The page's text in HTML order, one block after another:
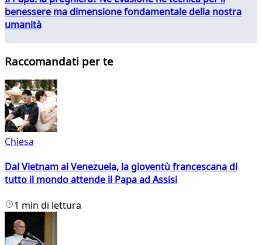
benessere ma dimensione fondamentale della nostra
umanità
Raccomandati per te
Chiesa
Dal Vietnam al Venezuela, la gioventù francescana di
tutto il mondo attende il Papa ad Assisi
1 min di lettura